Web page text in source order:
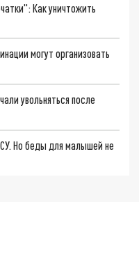
Как уничтожить
могут организовать
увольняться после
Но беды для малышей не